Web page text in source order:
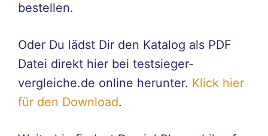
bestellen.
Oder Du lädst Dir den Katalog als PDF
Datei direkt hier bei testsieger-
vergleiche.de online herunter. Klick hier
für den Download.